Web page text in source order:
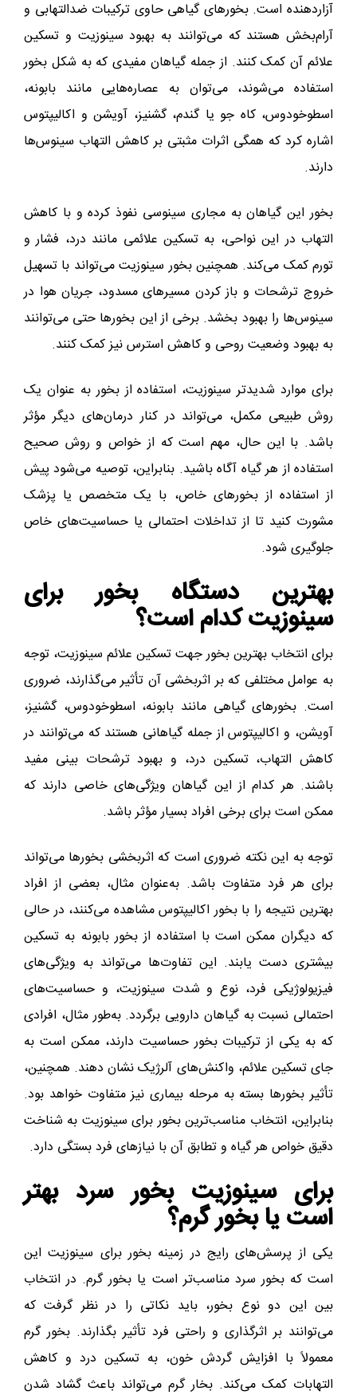
آزاردهنده است. بخورهای گیاهی حاوی ترکیبات ضدالتهابی و
آرام‌بخش هستند که می‌توانند به بهبود سینوزیت و تسکین
علائم آن کمک کنند. از جمله گیاهان مفیدی که به شکل بخور
استفاده می‌شوند، می‌توان به عصاره‌هایی مانند بابونه،
اسطوخودوس، کاه جو یا گندم، گشنیز، آویشن و اکالیپتوس
اشاره کرد که همگی اثرات مثبتی بر کاهش التهاب سینوس‌ها
دارند.
بخور این گیاهان به مجاری سینوسی نفوذ کرده و با کاهش
التهاب در این نواحی، به تسکین علائمی مانند درد، فشار و
تورم کمک می‌کند. همچنین بخور سینوزیت می‌تواند با تسهیل
خروج ترشحات و باز کردن مسیرهای مسدود، جریان هوا در
سینوس‌ها را بهبود بخشد. برخی از این بخورها حتی می‌توانند
به بهبود وضعیت روحی و کاهش استرس نیز کمک کنند.
برای موارد شدیدتر سینوزیت، استفاده از بخور به عنوان یک
روش طبیعی مکمل، می‌تواند در کنار درمان‌های دیگر مؤثر
باشد. با این حال، مهم است که از خواص و روش صحیح
استفاده از هر گیاه آگاه باشید. بنابراین، توصیه می‌شود پیش
از استفاده از بخورهای خاص، با یک متخصص یا پزشک
مشورت کنید تا از تداخلات احتمالی یا حساسیت‌های خاص
جلوگیری شود.
بهترین دستگاه بخور برای
سینوزیت کدام است؟
برای انتخاب بهترین بخور جهت تسکین علائم سینوزیت، توجه
به عوامل مختلفی که بر اثربخشی آن تأثیر می‌گذارند، ضروری
است. بخورهای گیاهی مانند بابونه، اسطوخودوس، گشنیز،
آویشن، و اکالیپتوس از جمله گیاهانی هستند که می‌توانند در
کاهش التهاب، تسکین درد، و بهبود ترشحات بینی مفید
باشند. هر کدام از این گیاهان ویژگی‌های خاصی دارند که
ممکن است برای برخی افراد بسیار مؤثر باشد.
توجه به این نکته ضروری است که اثربخشی بخورها می‌تواند
برای هر فرد متفاوت باشد. به‌عنوان مثال، بعضی از افراد
بهترین نتیجه را با بخور اکالیپتوس مشاهده می‌کنند، در حالی
که دیگران ممکن است با استفاده از بخور بابونه به تسکین
بیشتری دست یابند. این تفاوت‌ها می‌تواند به ویژگی‌های
فیزیولوژیکی فرد، نوع و شدت سینوزیت، و حساسیت‌های
احتمالی نسبت به گیاهان دارویی برگردد. به‌طور مثال، افرادی
که به یکی از ترکیبات بخور حساسیت دارند، ممکن است به
جای تسکین علائم، واکنش‌های آلرژیک نشان دهند. همچنین،
تأثیر بخورها بسته به مرحله بیماری نیز متفاوت خواهد بود.
بنابراین، انتخاب مناسب‌ترین بخور برای سینوزیت به شناخت
دقیق خواص هر گیاه و تطابق آن با نیازهای فرد بستگی دارد.
برای سینوزیت بخور سرد بهتر
است یا بخور گرم؟
یکی از پرسش‌های رایج در زمینه بخور برای سینوزیت این
است که بخور سرد مناسب‌تر است یا بخور گرم. در انتخاب
بین این دو نوع بخور، باید نکاتی را در نظر گرفت که
می‌توانند بر اثرگذاری و راحتی فرد تأثیر بگذارند. بخور گرم
معمولاً با افزایش گردش خون، به تسکین درد و کاهش
التهابات کمک می‌کند. بخار گرم می‌تواند باعث گشاد شدن